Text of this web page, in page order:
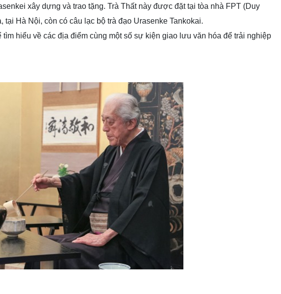
xây dựng và trao tặng. Trà Thất này được đặt tại tòa nhà FPT (Duy
tại Hà Nội, còn có câu lạc bộ trà đạo Urasenke Tankokai.
tìm hiểu về các địa điểm cùng một số sự kiện giao lưu văn hóa để trải nghiệp